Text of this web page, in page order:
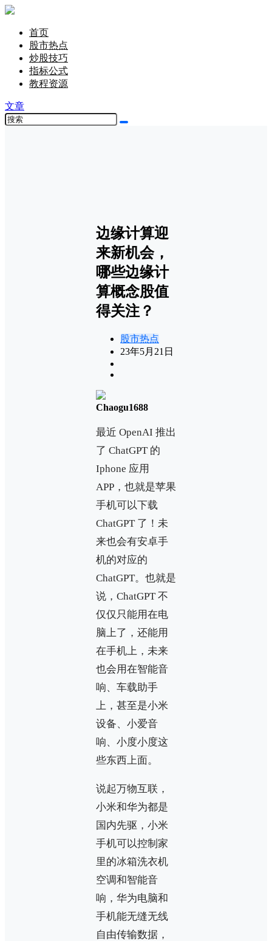
首页
股市热点
炒股技巧
指标公式
教程资源
文章
边缘计算迎
来新机会，
哪些边缘计
算概念股值
得关注？
股市热点
23年5月21日
Chaogu1688
最近 OpenAI 推出
了 ChatGPT 的
Iphone 应用
APP，也就是苹果
手机可以下载
ChatGPT 了！未
来也会有安卓手
机的对应的
ChatGPT。也就是
说，ChatGPT 不
仅仅只能用在电
脑上了，还能用
在手机上，未来
也会用在智能音
响、车载助手
上，甚至是小米
设备、小爱音
响、小度小度这
些东西上面。
说起万物互联，
小米和华为都是
国内先驱，小米
手机可以控制家
里的冰箱洗衣机
空调和智能音
响，华为电脑和
手机能无缝无线
自由传输数据，